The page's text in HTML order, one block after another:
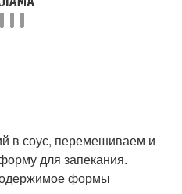
в соус, перемешиваем и
для запекания.
формы